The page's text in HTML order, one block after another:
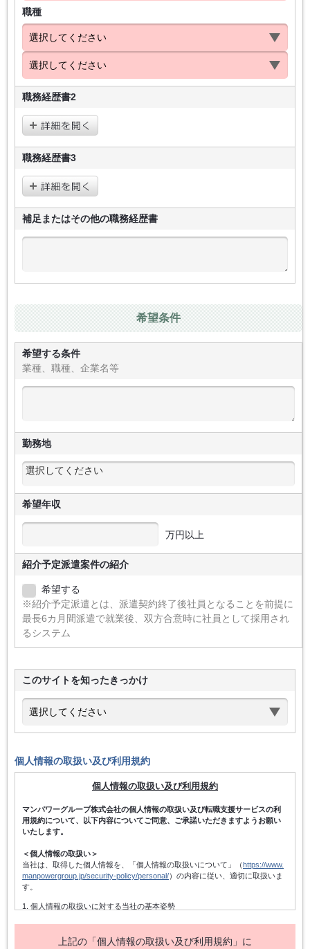
職種
職務経歴書2
職務経歴書3
補足またはその他の職務経歴書
希望条件
希望する条件
業種、職種、企業名等
勤務地
希望年収
万円以上
紹介予定派遣案件の紹介
希望する
※紹介予定派遣とは、派遣契約終了後社員となることを前提に
最長6カ月間派遣で就業後、双方合意時に社員として採用され
るシステム
このサイトを知ったきっかけ
個人情報の取扱い及び利用規約
個人情報の取扱い及び利用規約
マンパワーグループ株式会社の個人情報の取扱い及び転職支援サービスの利
用規約について、以下内容についてご同意、ご承諾いただきますようお願い
いたします。
＜個人情報の取扱い＞
当社は、取得した個人情報を、「個人情報の取扱いについて」（ https://www.
manpowergroup.jp/security-policy/personal/）の内容に従い、適切に取扱いま
す。
1. 個人情報の取扱いに対する当社の基本姿勢
ます。また、個人情報の取得にあたっては、適法かつ公正な手段によって
上記の「個人情報の取扱い及び利用規約」に